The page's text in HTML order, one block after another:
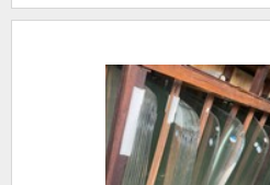
crédito e boleto
agilidade em tudo o que se
a um pós-venda facilitado,
de excelência de ponta a
organização você consegue tirar
sobre os serviços do ramo,
impermeabilidade e uma
térmica, detalhes primordiais que
lado por muitas empresas
fidelização do
e tradicional no segmento,